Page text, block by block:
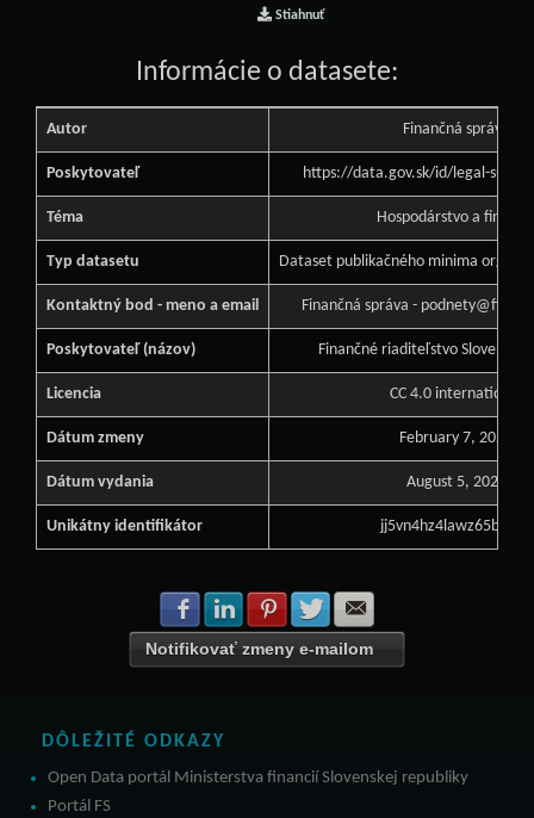
Stiahnuť
Informácie o datasete:
Autor Finančná správa
Poskytovateľ https://data.gov.sk/id/legal-
Téma Hospodárstvo a
Typ datasetu Dataset publikačného minima orgánu
Kontaktný bod - meno a email Finančná správa -
Poskytovateľ (názov) Finančné riaditeľstvo
Licencia CC 4.0 international
Dátum zmeny February 7, 2023
Dátum vydania August 5, 2022
Unikátny identifikátor jj5vn4hz4lawz65b60ox
Zdielať na Facebook
Zdielať na LinkedIn
Zdielať na Pinterest
Zdielať na Twitter
Notifikovať zmeny e-mailom
DÔLEŽITÉ ODKAZY
Open Data portál Ministerstva financií Slovenskej republiky
Portál FS